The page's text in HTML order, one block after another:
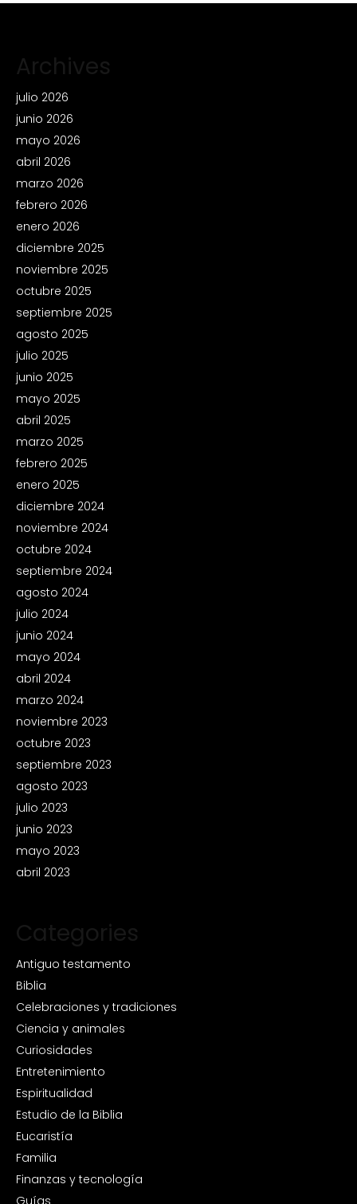
Archives
julio 2026
junio 2026
mayo 2026
abril 2026
marzo 2026
febrero 2026
enero 2026
diciembre 2025
noviembre 2025
octubre 2025
septiembre 2025
agosto 2025
julio 2025
junio 2025
mayo 2025
abril 2025
marzo 2025
febrero 2025
enero 2025
diciembre 2024
noviembre 2024
octubre 2024
septiembre 2024
agosto 2024
julio 2024
junio 2024
mayo 2024
abril 2024
marzo 2024
noviembre 2023
octubre 2023
septiembre 2023
agosto 2023
julio 2023
junio 2023
mayo 2023
abril 2023
Categories
Antiguo testamento
Biblia
Celebraciones y tradiciones
Ciencia y animales
Curiosidades
Entretenimiento
Espiritualidad
Estudio de la Biblia
Eucaristía
Familia
Finanzas y tecnología